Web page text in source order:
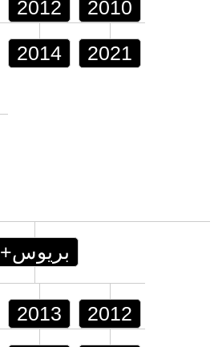
2012 2010
2014 2021
بريوس+
2013 2012